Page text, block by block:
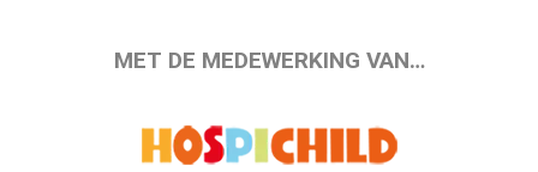
MET DE MEDEWERKING VAN…